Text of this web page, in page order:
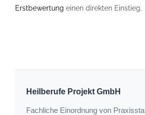
Erstbewertung einen direkten Einstieg.
Heilberufe Projekt GmbH
Fachliche Einordnung von